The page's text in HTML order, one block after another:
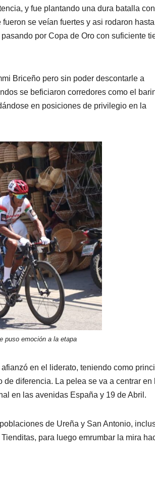
y fue plantando una dura batalla con
se veían fuertes y asi rodaron
por Copa de Oro con suficiente
Briceño pero sin poder descontarle a
se beficiaron corredores como el
en posiciones de privilegio en la
puso emoción a la etapa
en el liderato, teniendo como
diferencia. La pelea se va a centrar en
en las avenidas España y 19 de Abril.
de Ureña y San Antonio,
para luego emrumbar la mira